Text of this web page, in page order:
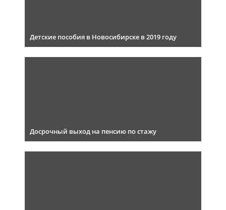
Детские пособия в Новосибирске в 2019 году
Досрочный выход на пенсию по стажу